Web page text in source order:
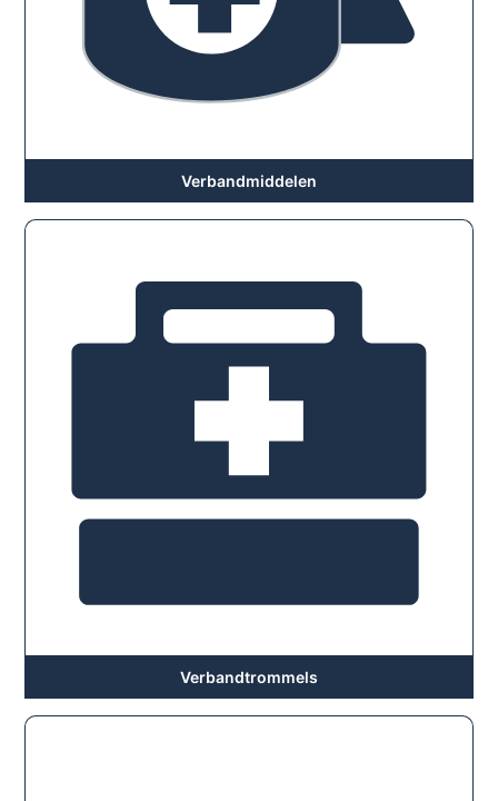
Verbandmiddelen
Verbandtrommels